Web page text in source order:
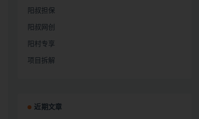
阳叔担保
阳叔网创
阳村专享
项目拆解
近期文章